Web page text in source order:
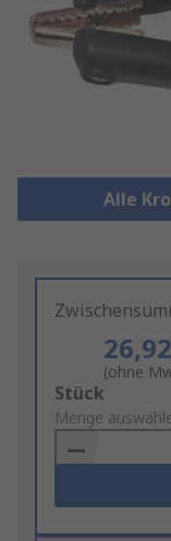
Alle
(ohne
Add
to
Basket
Stück
Menge